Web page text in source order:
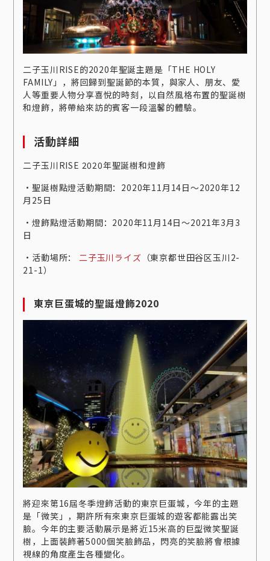
二子玉川RISE的2020年聖誕主題是「THE HOLY
FAMILY」，將回歸到聖誕節的本質，與家人、朋友、愛
人等重要人物分享喜悅的時刻，以自然風格布置的聖誕樹
和燈飾，將帶給來訪的賓客一段溫馨的體驗。
活動詳細
二子玉川RISE 2020年聖誕樹和燈飾
‧聖誕樹點燈活動期間：2020年11月14日～2020年12
月25日
‧燈飾點燈活動期間：2020年11月14日～2021年3月3
日
‧活動場所： 二子玉川ライズ （東京都世田谷区玉川2-
21-1）
東京巨蛋城的聖誕燈飾2020
將迎來第16屆冬季燈飾活動的東京巨蛋城，今年的主題
是「微笑」，期許所有來東京巨蛋城的遊客都能露出笑
臉。今年的主要活動展示是將近15米高的巨型微笑聖誕
樹，上面裝飾著5000個笑臉飾品，閃亮的笑臉將會根據
視線的角度產生各種變化。